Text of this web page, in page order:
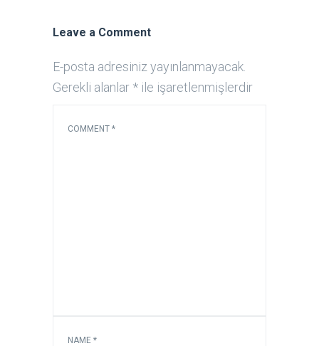
Leave a Comment
E-posta adresiniz yayınlanmayacak.
Gerekli alanlar * ile işaretlenmişlerdir
COMMENT *
NAME *